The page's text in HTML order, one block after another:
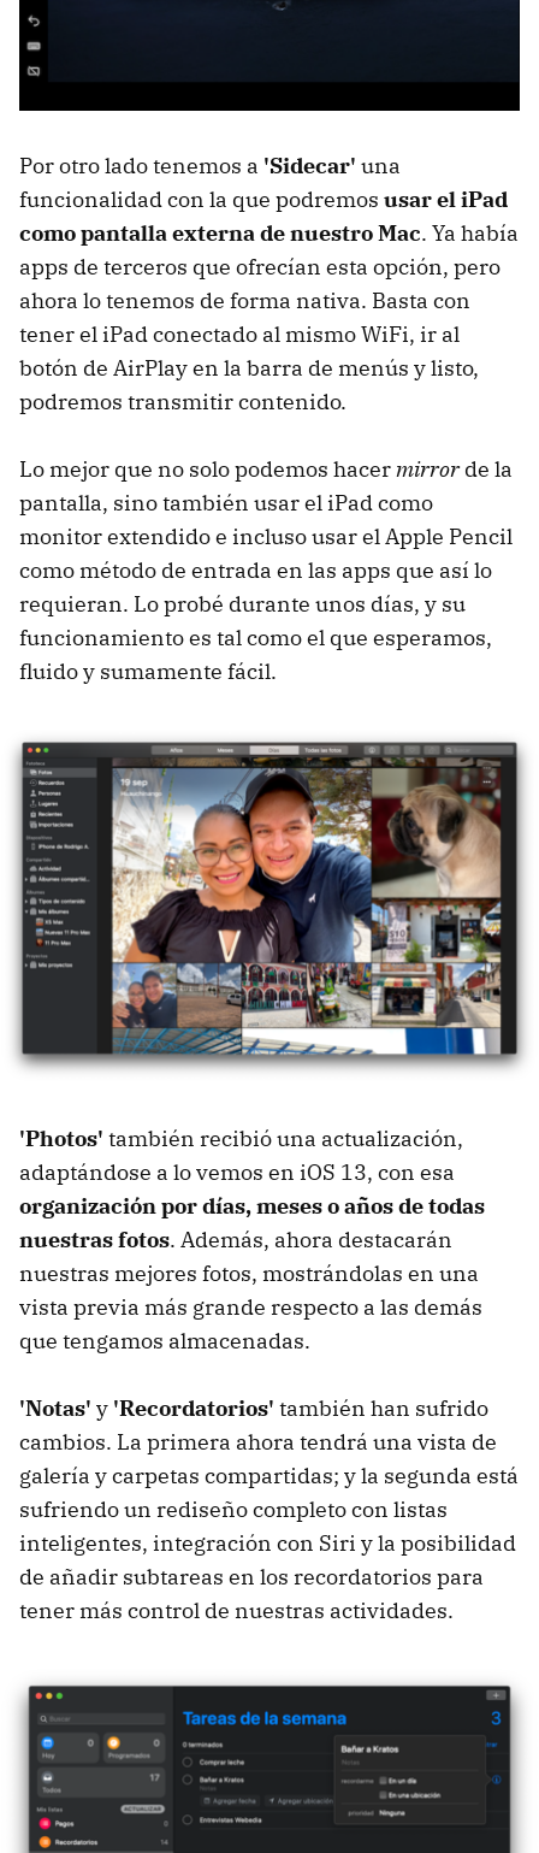
Por otro lado tenemos a 'Sidecar' una
funcionalidad con la que podremos usar el iPad
como pantalla externa de nuestro Mac. Ya había
apps de terceros que ofrecían esta opción, pero
ahora lo tenemos de forma nativa. Basta con
tener el iPad conectado al mismo WiFi, ir al
botón de AirPlay en la barra de menús y listo,
podremos transmitir contenido.
Lo mejor que no solo podemos hacermirrorde la
pantalla, sino también usar el iPad como
monitor extendido e incluso usar el Apple Pencil
como método de entrada en las apps que así lo
requieran. Lo probé durante unos días, y su
funcionamiento es tal como el que esperamos,
fluido y sumamente fácil.
'Photos' también recibió una actualización,
adaptándose a lo vemos en iOS 13, con esa
organización por días, meses o años de todas
nuestras fotos. Además, ahora destacarán
nuestras mejores fotos, mostrándolas en una
vista previa más grande respecto a las demás
que tengamos almacenadas.
'Notas' y 'Recordatorios' también han sufrido
cambios. La primera ahora tendrá una vista de
galería y carpetas compartidas; y la segunda está
sufriendo un rediseño completo con listas
inteligentes, integración con Siri y la posibilidad
de añadir subtareas en los recordatorios para
tener más control de nuestras actividades.